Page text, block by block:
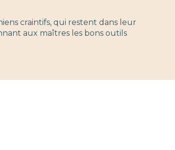
craintifs, qui restent dans leur
aux maîtres les bons outils